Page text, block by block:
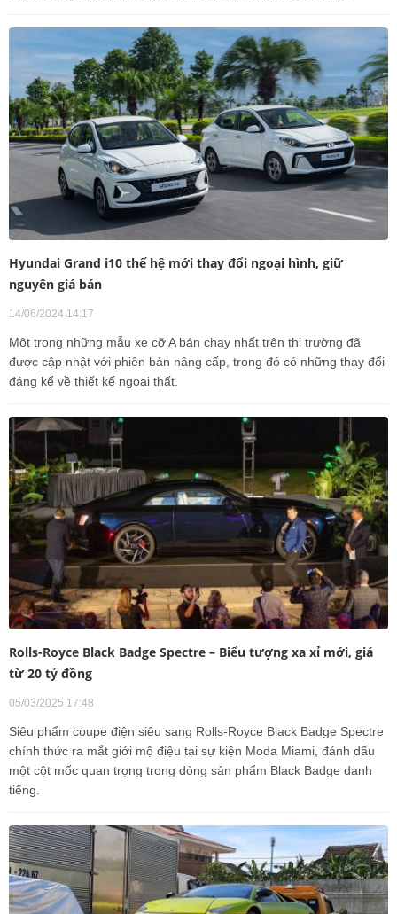
Hyundai Grand i10 thế hệ mới thay đổi ngoại hình, giữ
nguyên giá bán
14/06/2024 14:17
Một trong những mẫu xe cỡ A bán chạy nhất trên thị trường đã
được cập nhật với phiên bản nâng cấp, trong đó có những thay đổi
đáng kể về thiết kế ngoại thất.
Rolls-Royce Black Badge Spectre – Biểu tượng xa xỉ mới, giá
từ 20 tỷ đồng
05/03/2025 17:48
Siêu phẩm coupe điện siêu sang Rolls-Royce Black Badge Spectre
chính thức ra mắt giới mộ điệu tại sự kiện Moda Miami, đánh dấu
một cột mốc quan trọng trong dòng sản phẩm Black Badge danh
tiếng.